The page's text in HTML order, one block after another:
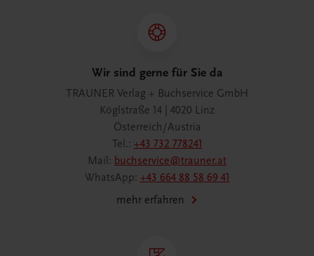
Wir sind gerne für Sie da
TRAUNER Verlag + Buchservice GmbH
Köglstraße 14 | 4020 Linz
Österreich/Austria
Tel.: +43 732 778241
Mail: buchservice@trauner.at
WhatsApp: +43 664 88 58 69 41
mehr erfahren